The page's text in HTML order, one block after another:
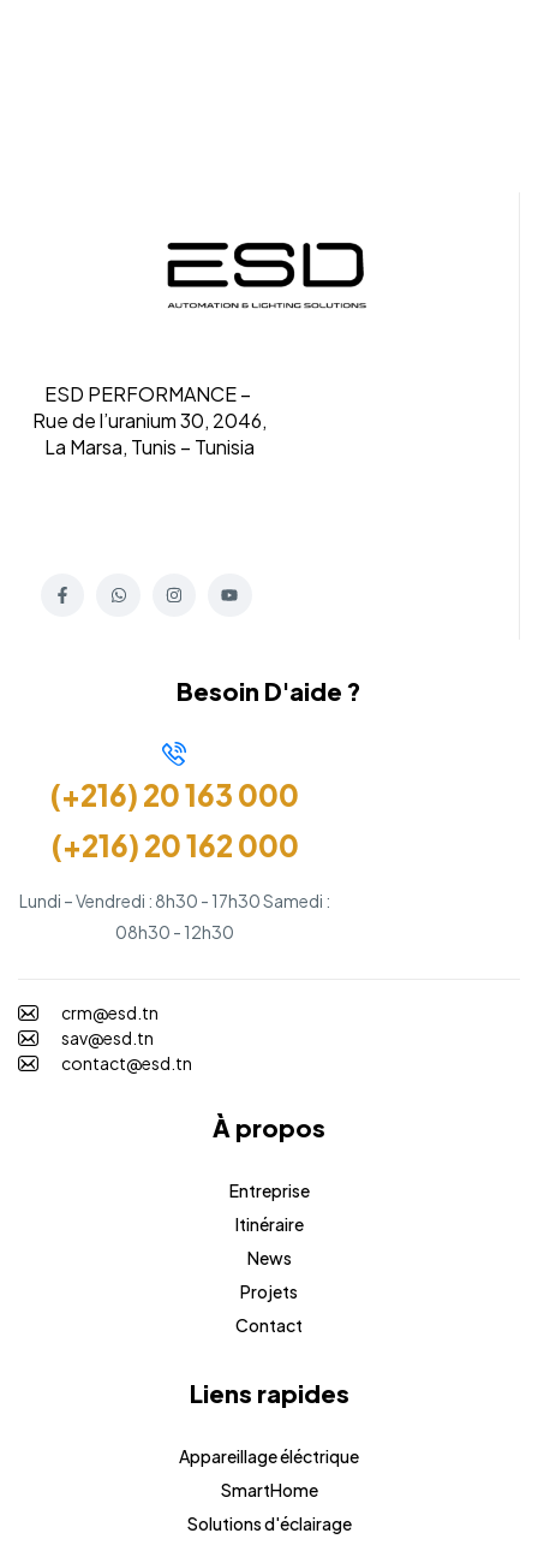
ESD PERFORMANCE –
Rue de l’uranium 30, 2046,
La Marsa, Tunis – Tunisia
Besoin D'aide ?
(+216) 20 163 000
(+216) 20 162 000
Lundi – Vendredi : 8h30 - 17h30 Samedi :
08h30 - 12h30
crm@esd.tn
sav@esd.tn
contact@esd.tn
À propos
Entreprise
Itinéraire
News
Projets
Contact
Liens rapides
Appareillage éléctrique
SmartHome
Solutions d'éclairage